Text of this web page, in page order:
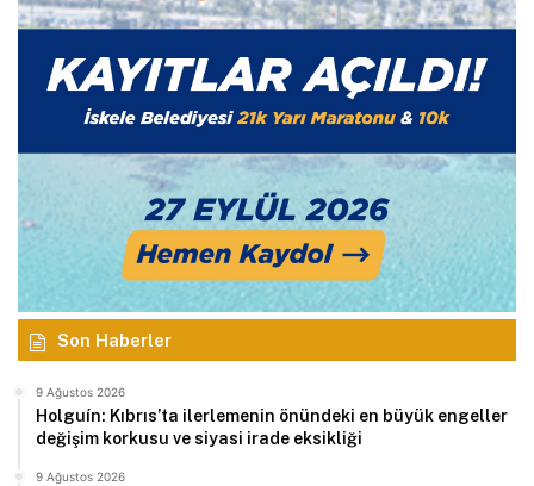
Son Haberler
9 Ağustos 2026
Holguín: Kıbrıs’ta ilerlemenin önündeki en büyük engeller
değişim korkusu ve siyasi irade eksikliği
9 Ağustos 2026